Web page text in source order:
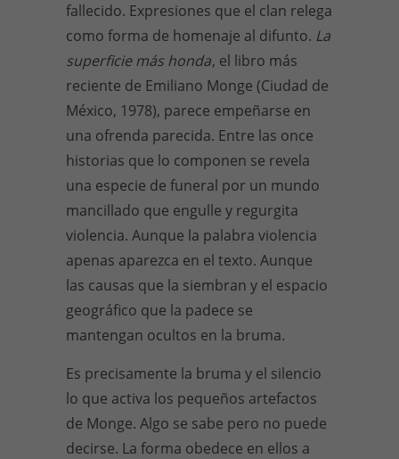
fallecido. Expresiones que el clan relega
como forma de homenaje al difunto. La
superficie más honda, el libro más
reciente de Emiliano Monge (Ciudad de
México, 1978), parece empeñarse en
una ofrenda parecida. Entre las once
historias que lo componen se revela
una especie de funeral por un mundo
mancillado que engulle y regurgita
violencia. Aunque la palabra violencia
apenas aparezca en el texto. Aunque
las causas que la siembran y el espacio
geográfico que la padece se
mantengan ocultos en la bruma.
Es precisamente la bruma y el silencio
lo que activa los pequeños artefactos
de Monge. Algo se sabe pero no puede
decirse. La forma obedece en ellos a